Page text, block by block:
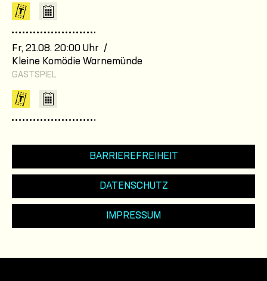
Fr, 21.08. 20:00 Uhr /
Kleine Komödie Warnemünde
GASTSPIEL
BARRIEREFREIHEIT
DATENSCHUTZ
IMPRESSUM